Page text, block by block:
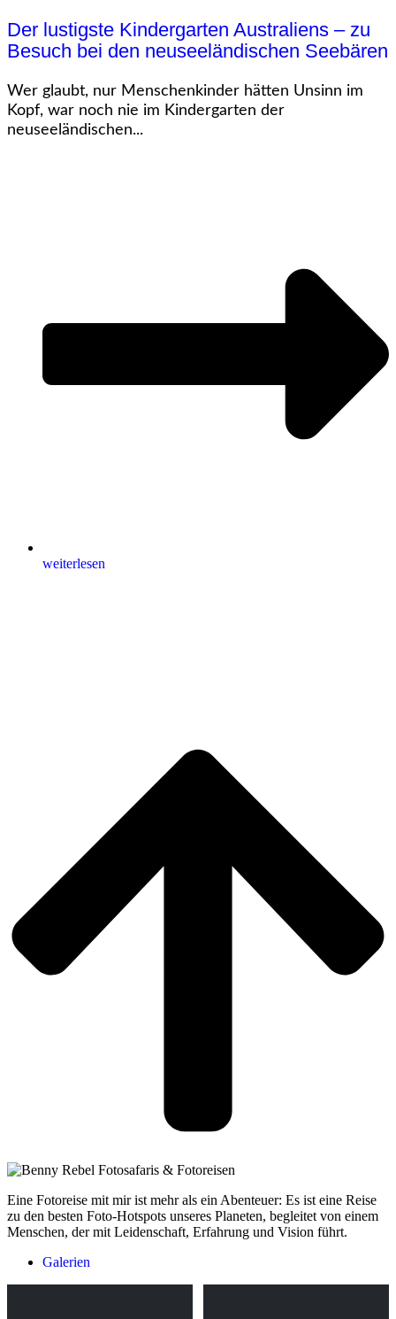
Der lustigste Kindergarten Australiens – zu
Besuch bei den neuseeländischen Seebären
Wer glaubt, nur Menschenkinder hätten Unsinn im
Kopf, war noch nie im Kindergarten der
neuseeländischen...
weiterlesen
Eine Fotoreise mit mir ist mehr als ein Abenteuer: Es ist eine Reise
zu den besten Foto-Hotspots unseres Planeten, begleitet von einem
Menschen, der mit Leidenschaft, Erfahrung und Vision führt.
Galerien